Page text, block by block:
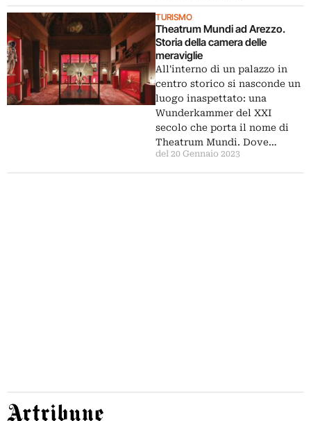
TURISMO
Theatrum Mundi ad Arezzo.
Storia della camera delle
meraviglie
All'interno di un palazzo in
centro storico si nasconde un
luogo inaspettato: una
Wunderkammer del XXI
secolo che porta il nome di
Theatrum Mundi. Dove…
del 20 Gennaio 2023
Artribune